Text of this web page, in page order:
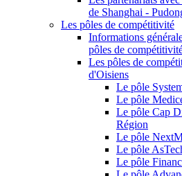
de Shanghai -
Les pôles de compétitivité
Informations
pôles de
Les pôles de
d'Oisiens
Le pôle
Le pôle
Le pôle Cap
Région
Le pôle
Le pôle
Le pôle